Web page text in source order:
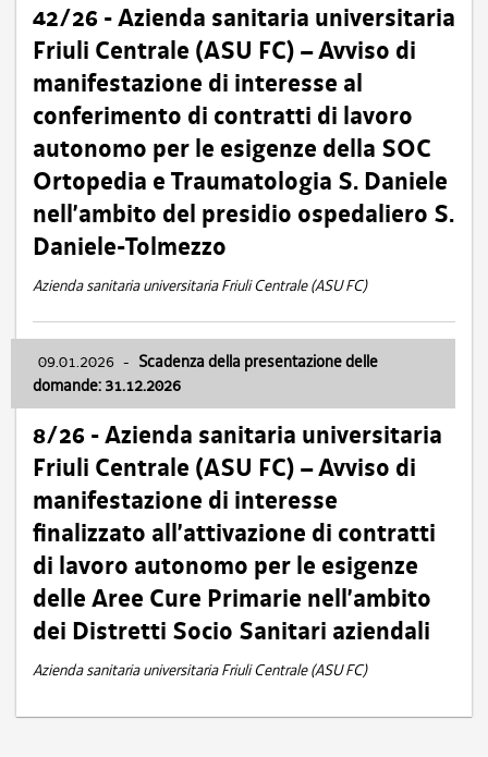
42/26 - Azienda sanitaria universitaria
Friuli Centrale (ASU FC) – Avviso di
manifestazione di interesse al
conferimento di contratti di lavoro
autonomo per le esigenze della SOC
Ortopedia e Traumatologia S. Daniele
nell’ambito del presidio ospedaliero S.
Daniele-Tolmezzo
Azienda sanitaria universitaria Friuli Centrale (ASU FC)
09.01.2026 - Scadenza della presentazione delle
domande: 31.12.2026
8/26 - Azienda sanitaria universitaria
Friuli Centrale (ASU FC) – Avviso di
manifestazione di interesse
finalizzato all’attivazione di contratti
di lavoro autonomo per le esigenze
delle Aree Cure Primarie nell’ambito
dei Distretti Socio Sanitari aziendali
Azienda sanitaria universitaria Friuli Centrale (ASU FC)